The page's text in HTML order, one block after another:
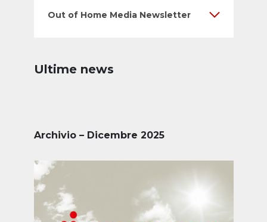
Out of Home Media Newsletter
Ultime news
Archivio – Dicembre 2025